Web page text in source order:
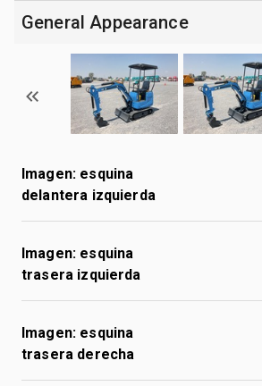
General Appearance
Imagen: esquina
delantera izquierda
Imagen: esquina
trasera izquierda
Imagen: esquina
trasera derecha